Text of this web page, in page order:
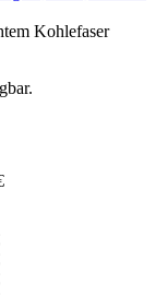
Kohlefaser